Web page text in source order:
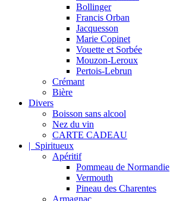
Bollinger
Francis Orban
Jacquesson
Marie Copinet
Vouette et Sorbée
Mouzon-Leroux
Pertois-Lebrun
Crémant
Bière
Divers
Boisson sans alcool
Nez du vin
CARTE CADEAU
| Spiritueux
Apéritif
Pommeau de Normandie
Vermouth
Pineau des Charentes
Armagnac